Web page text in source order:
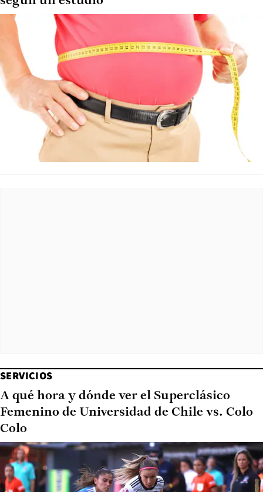
SERVICIOS
A qué hora y dónde ver el Superclásico
Femenino de Universidad de Chile vs. Colo
Colo